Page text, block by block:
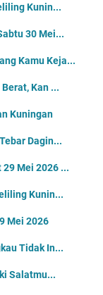
Kunin...
30 Mei...
Kamu Keja...
Kan ...
Kuningan
Dagin...
Mei 2026 ...
Kunin...
Mei 2026
Tidak In...
Salatmu...